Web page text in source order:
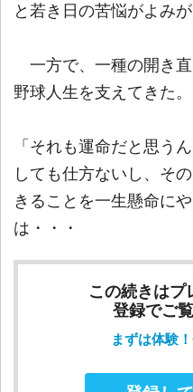
と若き日の苦悩がよみが
一方で、一種の開き
野球人生を支えてきた。
「それも運命だと思う
しても仕方ないし、そ
きることを一生懸命に
は・・・
この続きはプ
登録でご
まずは体験